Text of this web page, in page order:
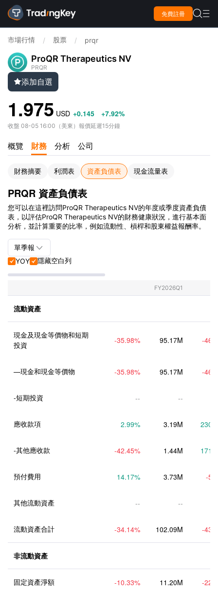
免費註冊  
市場行情 / 股票 / prqr
ProQR Therapeutics NV
PRQR
添加自選
1.975 USD +0.145 +7.92%
收盤 08-05 16:00 （ 美東 ） 報價延遲15分鐘
概覽 財務 分析 公司
財務摘要 利潤表 資產負債表 現金流量表
PRQR 資產負債表
您可以在這裡訪問ProQR Therapeutics NV的年度或季度資產負債
表，以評估ProQR Therapeutics NV的財務健康狀況，進行基本面
分析，並計算重要的比率，例如流動性、槓桿和股東權益報酬率。
單季報 
YOY隱藏空白列
FY2026Q1
流動資產
現金及現金等價物和短期
投資
-35.98% 95.17M -
—現金和現金等價物 -35.98% 95.17M -
-短期投資 -- --
應收款項 2.99% 3.19M
-其他應收款 -42.45% 1.44M
預付費用 14.17% 3.73M -
其他流動資產 -- --
流動資產合計 -34.14% 102.09M -
非流動資產
固定資產淨額 -10.33% 11.20M -